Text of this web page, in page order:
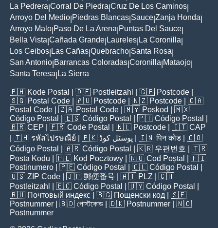
La Pedrera Corral De Piedra Cruz De Los Caminos
Arroyo Del Medio Piedras Blancas Sauce Zanja Honda
Arroyo Malo Paso De La Arena Puntas Del Sauce
Bella Vista Cañada Grande Laureles La Coronilla
Los Ceibos Las Cañas Quebracho Santa Rosa
San Antonio Barrancas Coloradas Coronilla Mataojo
Santa Teresa La Sierra
🇵🇭 Kode Postal | 🇩🇪 Postleitzahl | 🇬🇧 Postcode
🇸🇬 Postal Code | 🇦🇺 Postcode | 🇳🇿 Postcode | 🇨🇦
Postal Code | 🇿🇦 Postal Code | 🇲🇾 Poskod
| 🇲🇽
Código Postal
| 🇪🇸 Código Postal | 🇵🇹 Código Postal
🇧🇷 CEP | 🇫🇷 Code Postal | 🇳🇱 Postcode | 🇮🇹 CAP
| 🇹🇭 รหัสไปรษณีย์ | 🇵🇰 پوسٹل کوڈ | 🇮🇳पिन कोड | 🇨🇴
Código Postal
| 🇦🇷 Código Postal | 🇰🇷 우편번호
| 🇹🇷
Posta Kodu | 🇵🇱 Kod Pocztowy | 🇷🇴 Cod Poștal
| 🇫🇮
Postinumero | 🇵🇪 Código Postal | 🇨🇱 Código Postal
🇺🇸 ZIP Code | 🇯🇵 郵便番号 | 🇦🇹 PLZ | 🇨🇭
Postleitzahl
| 🇪🇨 Código Postal | 🇺🇾 Código Postal
🇷🇺 Почтовый индекс | 🇧🇬 Пощенски код | 🇸🇪
Postnummer | 🇧🇩 পোস্টকোড | 🇩🇰 Postnummer | 🇳🇴
Postnummer